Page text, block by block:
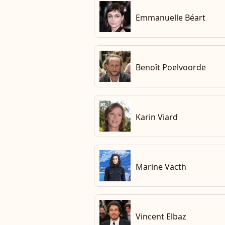
Emmanuelle Béart
Benoît Poelvoorde
Karin Viard
Marine Vacth
Vincent Elbaz